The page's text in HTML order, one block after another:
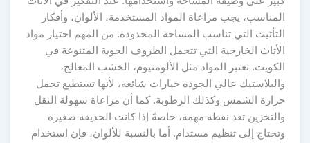
المناسب، يجب مراعاة المواد المستخدمة، الألوان، وأفكار
التأثيث التي تناسب المساحة المحدودة. من المهم اختيار مواد
الأثاث الخارجية التي تتحمل الظروف الجوية المتنوعة في
الكويت. تعتبر المواد مثل الألومنيوم، الخشب المعالج،
والبلاستيك عالي الجودة خيارات شائعة، لأنها تستطيع تحمل
حرارة الشمس وكذلك الرطوبة. كما أن مراعاة سهولة النقل
والتخزين تعد نقطة مهمة، خاصةً إذا كانت الحديقة صغيرة
وتحتاج إلى تنظيم مستدام. أما بالنسبة للألوان، فإن استخدام